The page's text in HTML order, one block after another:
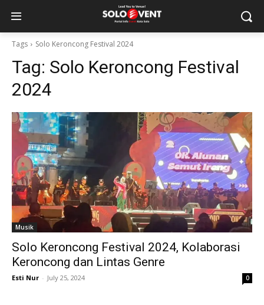
Tags Solo Keroncong Festival 2024
Tag: Solo Keroncong Festival
2024
Musik
Solo Keroncong Festival 2024, Kolaborasi
Keroncong dan Lintas Genre
Esti Nur - July 25, 2024 0